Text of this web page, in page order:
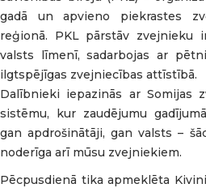
gadā un apvieno piekrastes
reģionā. PKL pārstāv zvejnieku
valsts līmenī, sadarbojas ar
ilgtspējīgas zvejniecības attīstībā.
Dalībnieki iepazinās ar Somijas
sistēmu, kur zaudējumu
gan apdrošinātāji, gan valsts –
noderīga arī mūsu zvejniekiem.
Pēcpusdienā tika apmeklēta